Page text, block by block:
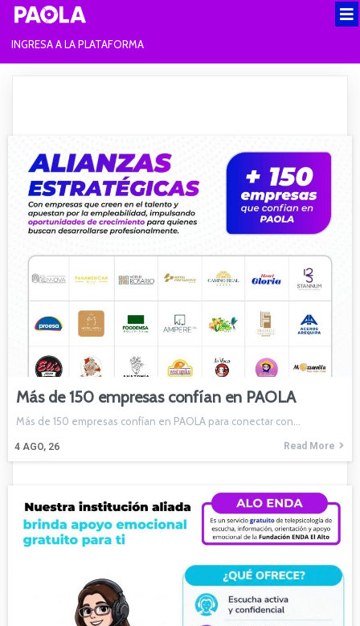
INGRESA A LA PLATAFORMA
Más de 150 empresas confían en PAOLA
4 AGO, 26
Más de 150 empresas confían en PAOLA para conectar con…
Read More